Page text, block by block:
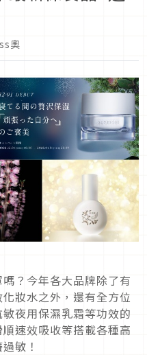
奧
？今年各大品牌除了有
妝水之外，還有全方位
夜用保濕乳霜等功效的
速效吸收等搭載各種高
敏！